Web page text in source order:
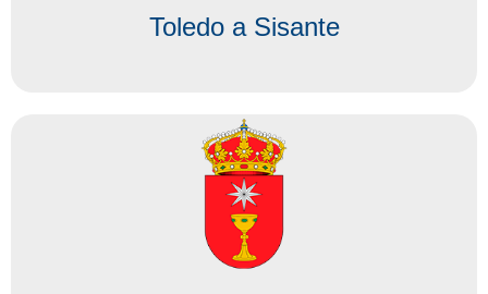
Toledo a Sisante